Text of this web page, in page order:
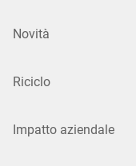
Novità
Riciclo
Impatto aziendale